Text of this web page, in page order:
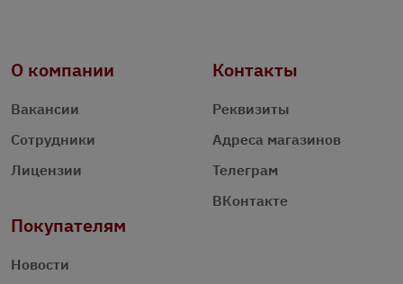
О компании
Вакансии
Сотрудники
Лицензии
Контакты
Реквизиты
Адреса магазинов
Телеграм
ВКонтакте
Покупателям
Новости